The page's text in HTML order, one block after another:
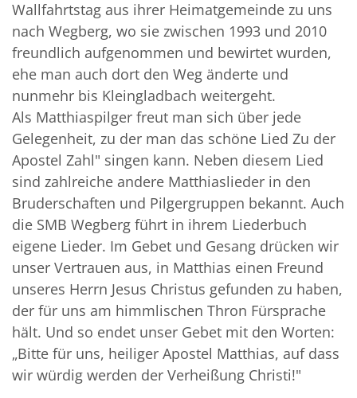
Wallfahrtstag aus ihrer Heimatgemeinde zu uns
nach Wegberg, wo sie zwischen 1993 und 2010
freundlich aufgenommen und bewirtet wurden,
ehe man auch dort den Weg änderte und
nunmehr bis Kleingladbach weitergeht.
Als Matthiaspilger freut man sich über jede
Gelegenheit, zu der man das schöne Lied Zu der
Apostel Zahl" singen kann. Neben diesem Lied
sind zahlreiche andere Matthiaslieder in den
Bruderschaften und Pilgergruppen bekannt. Auch
die SMB Wegberg führt in ihrem Liederbuch
eigene Lieder. Im Gebet und Gesang drücken wir
unser Vertrauen aus, in Matthias einen Freund
unseres Herrn Jesus Christus gefunden zu haben,
der für uns am himmlischen Thron Fürsprache
hält. Und so endet unser Gebet mit den Worten:
„Bitte für uns, heiliger Apostel Matthias, auf dass
wir würdig werden der Verheißung Christi!"